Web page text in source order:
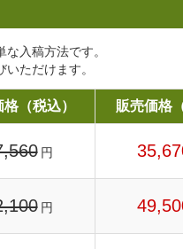
入稿方法です。
ただけます。
（税込） 販売価格
円
円